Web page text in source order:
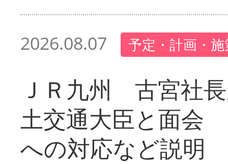
2026.08.07 予定・計画・
ＪＲ九州 古宮社
土交通大臣と面会
への対応など説明